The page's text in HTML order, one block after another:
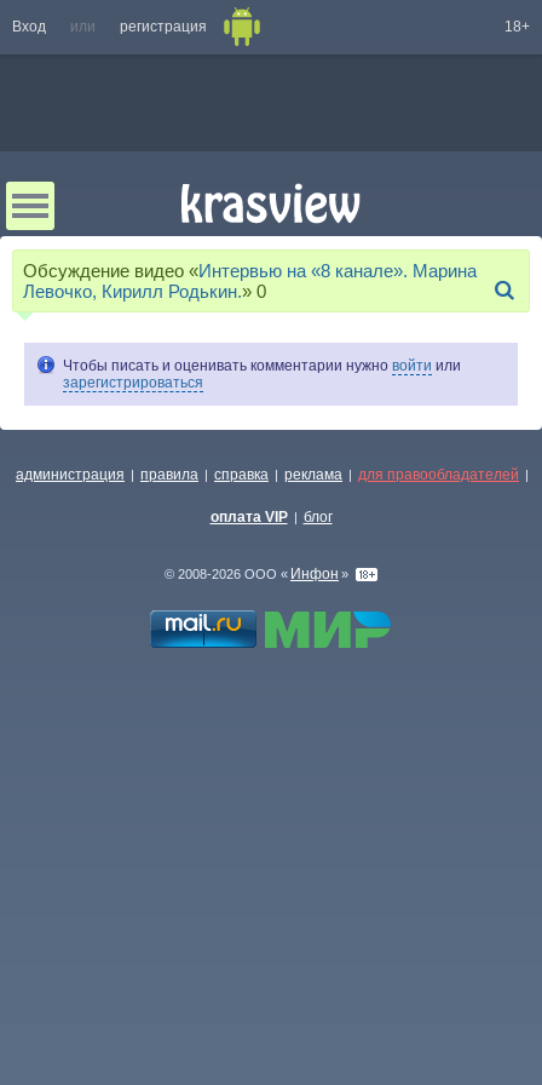
Вход или регистрация 18+
Обсуждение видео «Интервью на «8 канале». Марина
Левочко, Кирилл Родькин.» 0
Чтобы писать и оценивать комментарии нужно войти или
зарегистрироваться
администрация | правила | справка | реклама | для правообладателей |
оплата VIP | блог
© 2008-2026 ООО « Инфон »